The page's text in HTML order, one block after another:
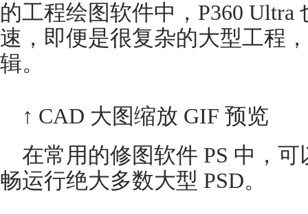
的工程绘图软件中，P360 Ultra
速，即便是很复杂的大型工程
辑。
↑ CAD 大图缩放 GIF 预览
在常用的修图软件 PS 中，
畅运行绝大多数大型 PSD。